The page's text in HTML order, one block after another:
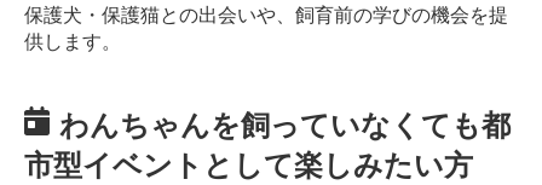
保護犬・保護猫との出会いや、飼育前の学びの機会を提
供します。
わんちゃんを飼っていなくても都
市型イベントとして楽しみたい方